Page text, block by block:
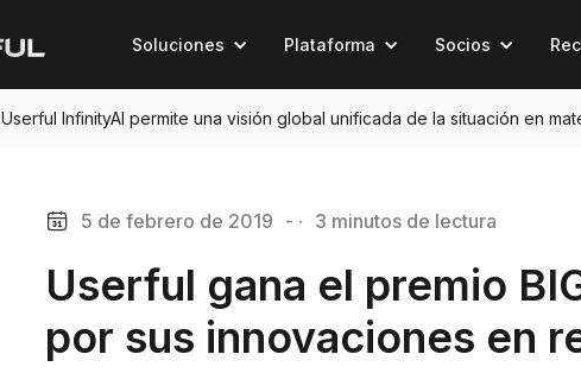
Soluciones Plataforma Socios
Userful InfinityAI permite una visión global unificada de la situación en
5 de febrero de 2019 - · 3 minutos de lectura
Userful gana el premio
por sus innovaciones en